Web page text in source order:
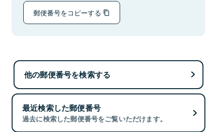
郵便番号をコピーする
他の郵便番号を検索する
最近検索した郵便番号
過去に検索した郵便番号をご覧いただけます。